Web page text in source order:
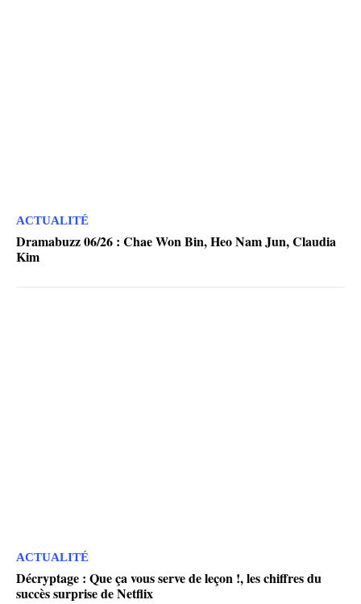
ACTUALITÉ
Dramabuzz 06/26 : Chae Won Bin, Heo Nam Jun, Claudia
Kim
ACTUALITÉ
Décryptage : Que ça vous serve de leçon !, les chiffres du
succès surprise de Netflix